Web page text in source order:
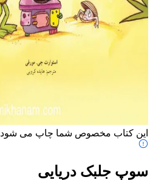
این کتاب مخصوص شما چاپ می شود
سوپ جلبک دریایی